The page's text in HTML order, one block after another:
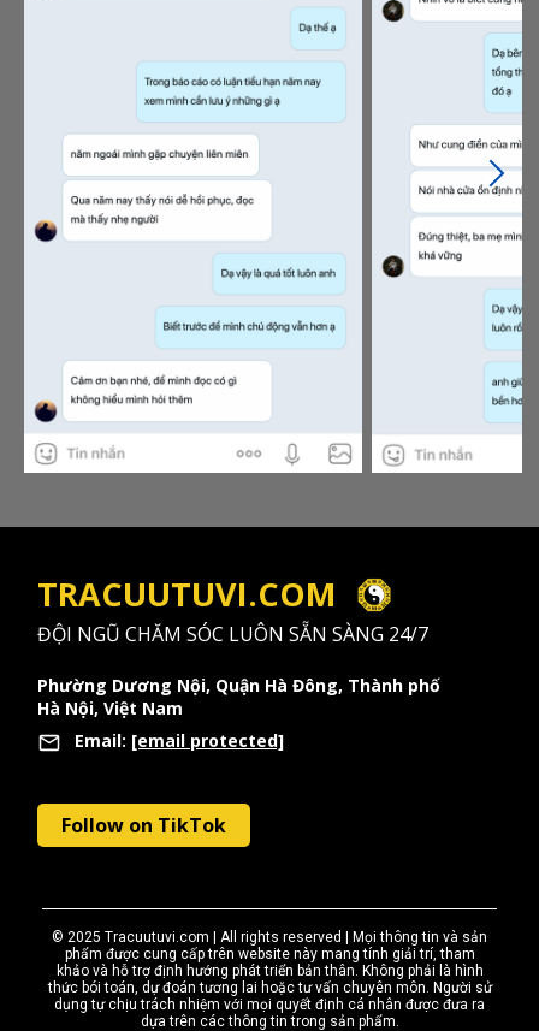
© 2025 Tracuutuvi.com | All rights reserved | Mọi thông tin và sản
phẩm được cung cấp trên website này mang tính giải trí, tham
khảo và hỗ trợ định hướng phát triển bản thân. Không phải là hình
thức bói toán, dự đoán tương lai hoặc tư vấn chuyên môn. Người sử
dụng tự chịu trách nhiệm với mọi quyết định cá nhân được đưa ra
dựa trên các thông tin trong sản phẩm.
Follow on TikTok
ĐỘI NGŨ CHĂM SÓC LUÔN SẴN SÀNG 24/7
Phường Dương Nội, Quận Hà Đông, Thành phố
Hà Nội, Việt Nam
TRACUUTUVI.COM
Email: [email protected]